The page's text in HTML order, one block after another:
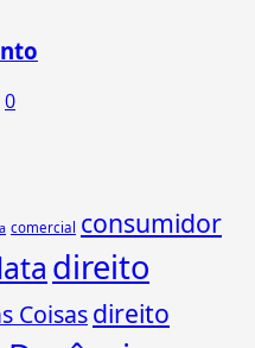
0
comercial consumidor
direito
Coisasdireito